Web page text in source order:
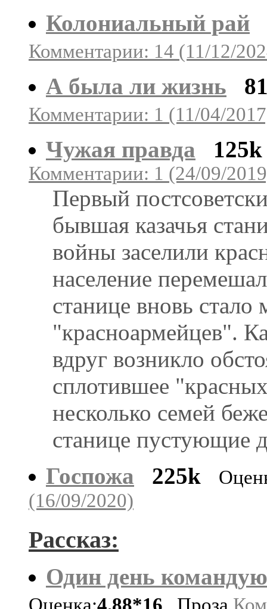
Колониальный рай
Комментарии: 14 (11/12/
А была ли жизнь
Комментарии: 1 (11/04/
Чужая правда 125k
Комментарии: 1 (24/09/
Первый
бывшая казачья
войны заселили
население
станице вновь стало
"красноармейцев".
вдруг возникло
сплотившее
несколько семей
станице пустующие
Госпожа
225k
(16/09/2020)
Рассказ:
Один день